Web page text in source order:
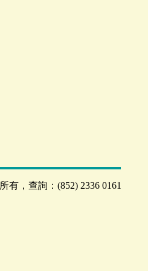
所有，查詢：(852) 2336 0161